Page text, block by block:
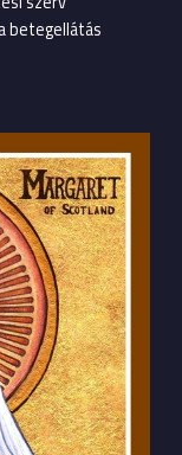
betegellátás